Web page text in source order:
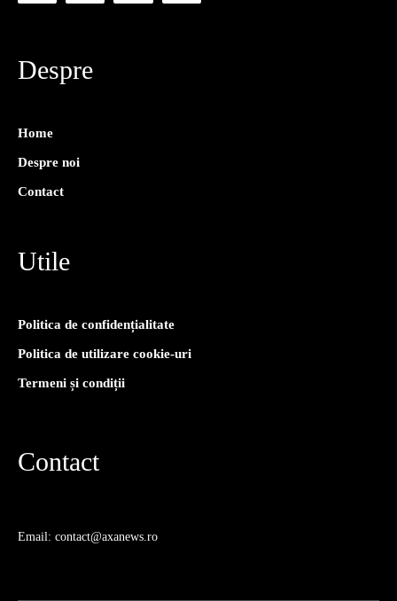
Despre
Home
Despre noi
Contact
Utile
Politica de confidențialitate
Politica de utilizare cookie-uri
Termeni și condiții
Contact
Email: contact@axanews.ro